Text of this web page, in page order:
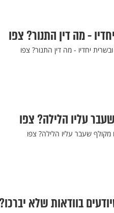
- מה דין התנור? צפו
יחדיו - מה דין התנור? צפו
עליו הלילה? צפו
שעבר עליו הלילה? צפו
בוודאות שלא